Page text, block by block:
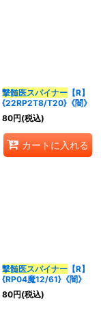
撃髄医スパイナー【R】
{22RP2T8/T20}《闇》
80円(税込)
カートに入れる
撃髄医スパイナー【R】
{RP04魔12/61}《闇》
80円(税込)